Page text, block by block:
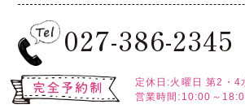
027-386-2345
定休日:火曜日 第2・4
営業時間:10:00～